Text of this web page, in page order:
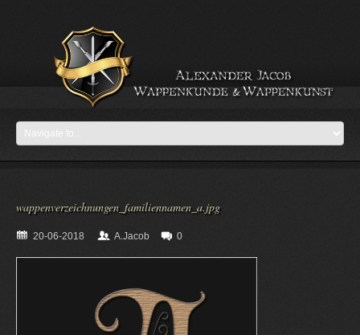
wappenverzeichnungen_familiennamen_a.jpg
20-06-2018 A.Jacob 0